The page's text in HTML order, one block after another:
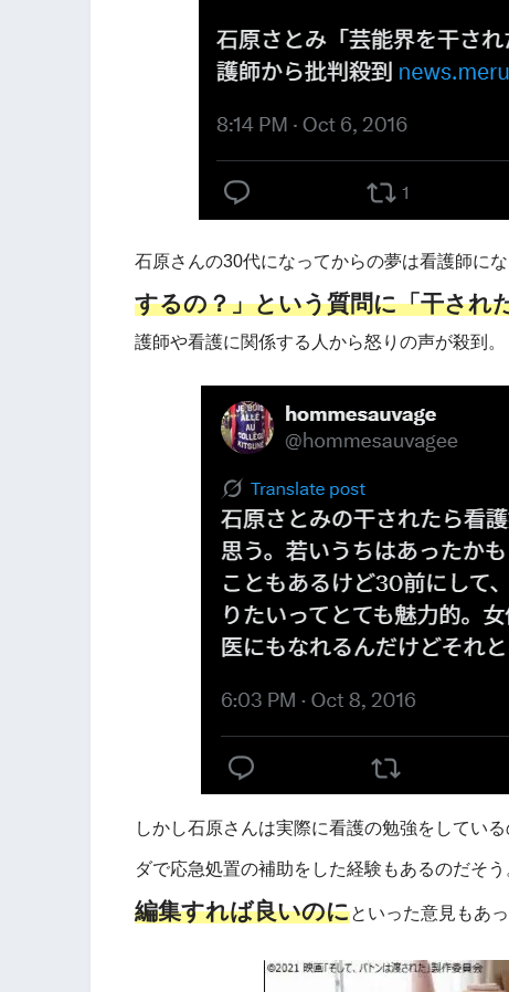
石原さんの30代になってからの夢は看護師に
するの？」という質問に「干され
護師や看護に関係する人から怒りの声が殺到。
しかし石原さんは実際に看護の勉強をしてい
ダで応急処置の補助をした経験もあるのだそ
編集すれば良いのにといった意見もあ